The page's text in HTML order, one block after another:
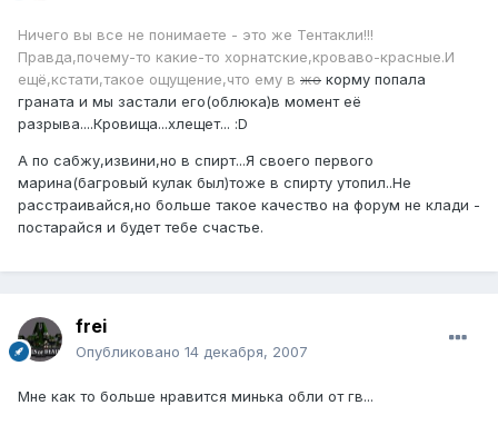
Ничего вы все не понимаете - это же Тентакли!!!
Правда,почему-то какие-то хорнатские,кроваво-красные.И
ещё,кстати,такое ощущение,что ему в жо корму попала
граната и мы застали его(облюка)в момент её
разрыва....Кровища...хлещет... :D
А по сабжу,извини,но в спирт...Я своего первого
марина(багровый кулак был)тоже в спирту утопил..Не
расстраивайся,но больше такое качество на форум не клади -
постарайся и будет тебе счастье.
frei
Опубликовано 14 декабря, 2007
Мне как то больше нравится минька обли от гв...